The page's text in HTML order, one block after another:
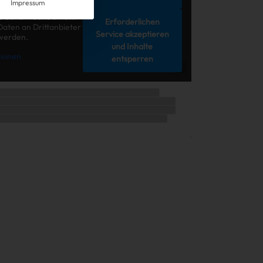
Inhalt
Schaltfläche unten.
an Drittanbieter
Erforderlichen
Service akzeptieren
und Inhalte
entsperren
Impressum